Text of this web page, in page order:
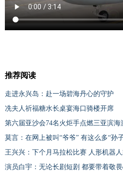
推荐阅读
走进永兴岛：赴一场碧海丹心的守护
冼夫人祈福糖水长桌宴海口骑楼开席
第六届亚沙会74名火炬手点燃三亚滨海
莫言：在网上被叫“爷爷” 有这么多“孙
王兴兴：下个月马拉松比赛 人形机器
演员白宇：无论长剧短剧 都要带着敬畏